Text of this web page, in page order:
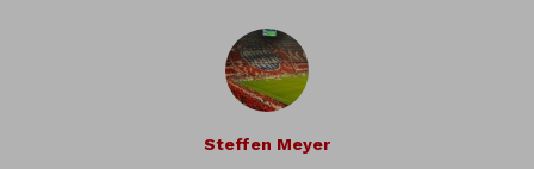
Steffen Meyer